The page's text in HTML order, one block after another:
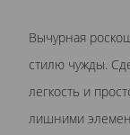
Вычурная
стилю чужды.
легкость и
лишними